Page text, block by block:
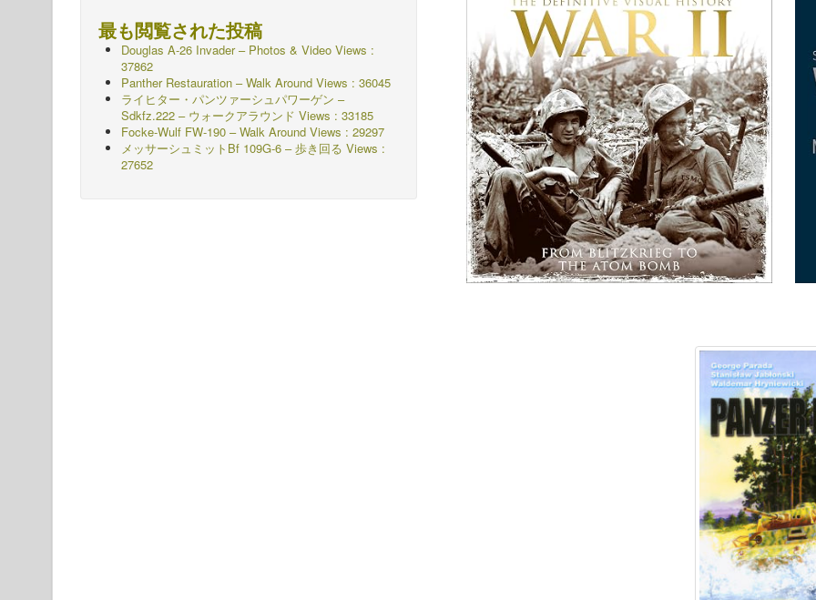
最も閲覧された投稿
Douglas A-26 Invader – Photos & Video Views :
37862
Panther Restauration – Walk Around Views : 36045
ライヒター・パンツァーシュパワーゲン –
Sdkfz.222 – ウォークアラウンド Views : 33185
Focke-Wulf FW-190 – Walk Around Views : 29297
メッサーシュミットBf 109G-6 – 歩き回る Views :
27652